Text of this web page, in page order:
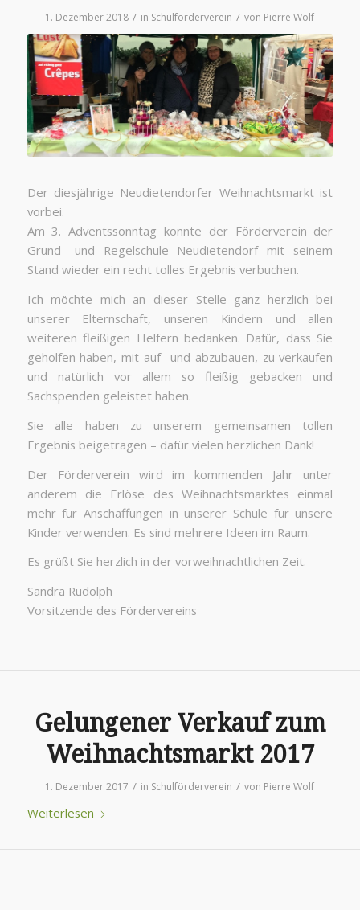
1. Dezember 2018 / in Schulförderverein / von Pierre Wolf
Der diesjährige Neudietendorfer Weihnachtsmarkt ist
vorbei.
Am 3. Adventssonntag konnte der Förderverein der
Grund- und Regelschule Neudietendorf mit seinem
Stand wieder ein recht tolles Ergebnis verbuchen.
Ich möchte mich an dieser Stelle ganz herzlich bei
unserer Elternschaft, unseren Kindern und allen
weiteren fleißigen Helfern bedanken. Dafür, dass Sie
geholfen haben, mit auf- und abzubauen, zu verkaufen
und natürlich vor allem so fleißig gebacken und
Sachspenden geleistet haben.
Sie alle haben zu unserem gemeinsamen tollen
Ergebnis beigetragen – dafür vielen herzlichen Dank!
Der Förderverein wird im kommenden Jahr unter
anderem die Erlöse des Weihnachtsmarktes einmal
mehr für Anschaffungen in unserer Schule für unsere
Kinder verwenden. Es sind mehrere Ideen im Raum.
Es grüßt Sie herzlich in der vorweihnachtlichen Zeit.
Sandra Rudolph
Vorsitzende des Fördervereins
Gelungener Verkauf zum
Weihnachtsmarkt 2017
1. Dezember 2017 / in Schulförderverein / von Pierre Wolf
Weiterlesen